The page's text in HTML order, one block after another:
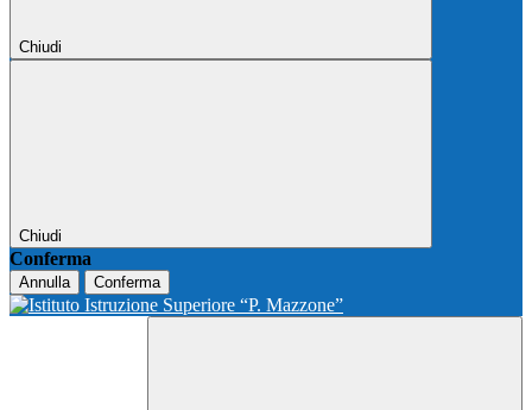
Chiudi
Chiudi
Conferma
Annulla Conferma